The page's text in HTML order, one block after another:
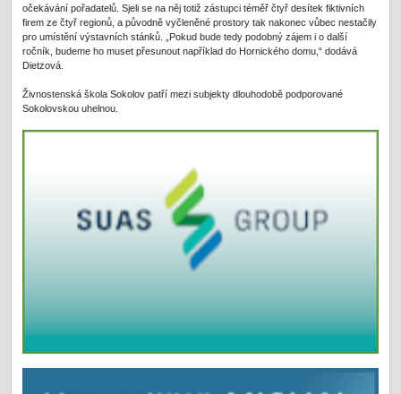
očekávání pořadatelů. Sjeli se na něj totiž zástupci téměř čtyř desítek fiktivních
firem ze čtyř regionů, a původně vyčleněné prostory tak nakonec vůbec nestačily
pro umístění výstavních stánků. „Pokud bude tedy podobný zájem i o další
ročník, budeme ho muset přesunout například do Hornického domu,“ dodává
Dietzová.
Živnostenská škola Sokolov patří mezi subjekty dlouhodobě podporované
Sokolovskou uhelnou.